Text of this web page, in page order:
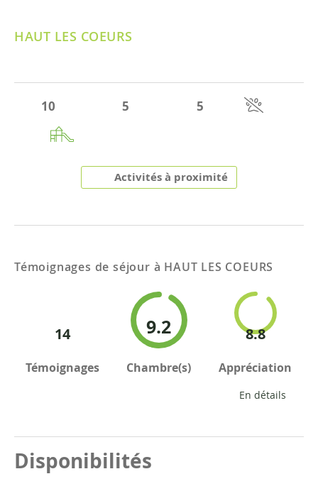
HAUT LES COEURS
10 5 5
Activités à proximité
Témoignages de séjour à HAUT LES COEURS
14
Témoignages
9.2
Chambre(s)
8.8
Appréciation
En détails
Disponibilités